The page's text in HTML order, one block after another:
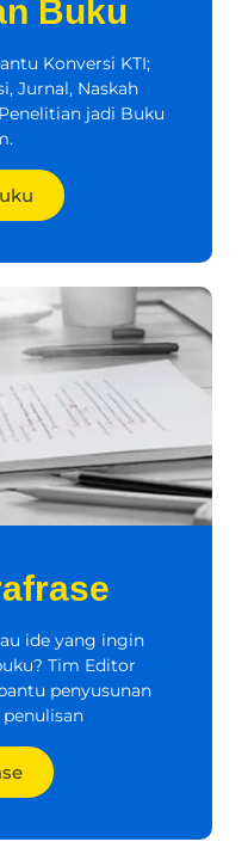
Buku
Konversi KTI;
Jurnal, Naskah
jadi Buku
ide yang ingin
Tim Editor
penyusunan